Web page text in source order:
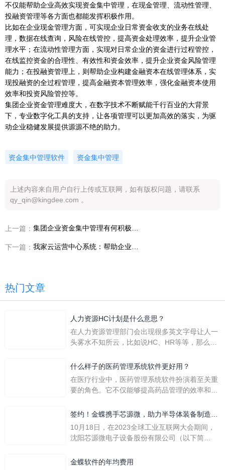
不仅能帮助企业高效实现资金集中管理，在现金管理、流动性管理、
投融资管理等各方面也都能发挥积极作用。
比如在企业现金管理方面，可实现企业日常资金收支的业务在线处
理，数据在线查询，风险在线管控，提高资金处理效率，提升企业管
理水平；在流动性管理方面，实现对日常企业的资金进行过程管控，
在线监控资金的合理性、有效性和资金效率，提升企业资金风险管理
能力；在投融资管理上，则帮助企业构建金融资本在线管理体系，实
现投融资的全过程管理，提高金融资本管理效率，强化金融资本使用
效率和投资风险管控等。
集团企业资金管理难度大，在数字技术不断赋能千行百业的大背景
下，专业数字化工具的支持，让各项管理可以更加高效的落实，为驱
动企业稳健发展提供源源不绝的助力。
资金集中管理软件 资金集中管理
上述内容来自用户自行上传或互联网，如有版权问题，请联系
qy_qin@kingdee.com 。
上一篇：
下一篇：
热门文章
人力资源HC计划是什么意思？
在人力资源管理部门会出现很多英文字母让人一
头雾水不知所云，比如说HC、HR等等，那么它
么呢？
什么样子的医药管理系统软件更好用？
在医疗行业中，医药管理系统软件扮演着至关重
要的角色。它不仅能够提高药品管理的效率和准
一个好用的医药管理系统软件应具备以下特点。
地进行操作。 复杂的
签约！金蝶携手芯源微，助力半导体装备制造领
先企业迈向世界
10月18日，在2023全球工业互联网大会期间，
沈阳芯源微电子设备股份有限公司（以下简
下简称“金蝶”）在辽宁沈阳签署战略合作协议。
金蝶软件的年均费用